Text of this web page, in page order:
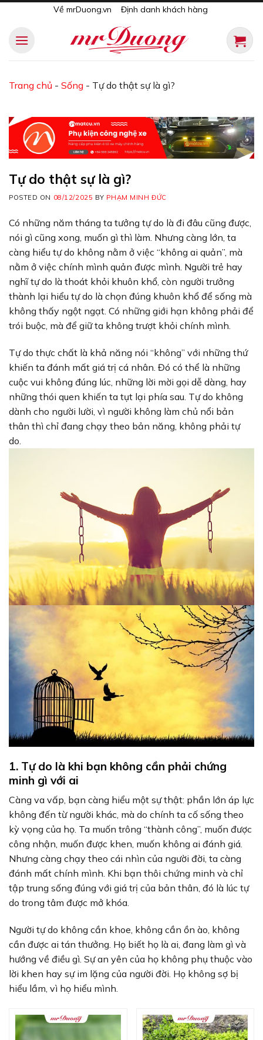
content
Về mrDuong.vn Định danh khách hàng
Trang chủ - Sống - Tự do thật sự là gì?
Tự do thật sự là gì?
POSTED ON 08/12/2025 BY PHẠM MINH ĐỨC
Có những năm tháng ta tưởng tự do là đi đâu cũng được,
nói gì cũng xong, muốn gì thì làm. Nhưng càng lớn, ta
càng hiểu tự do không nằm ở việc “không ai quản”, mà
nằm ở việc chính mình quản được mình. Người trẻ hay
nghĩ tự do là thoát khỏi khuôn khổ, còn người trưởng
thành lại hiểu tự do là chọn đúng khuôn khổ để sống mà
không thấy ngột ngạt. Có những giới hạn không phải để
trói buộc, mà để giữ ta không trượt khỏi chính mình.
Tự do thực chất là khả năng nói “không” với những thứ
khiến ta đánh mất giá trị cá nhân. Đó có thể là những
cuộc vui không đúng lúc, những lời mời gọi dễ dàng, hay
những thói quen khiến ta tụt lại phía sau. Tự do không
dành cho người lười, vì người không làm chủ nổi bản
thân thì chỉ đang chạy theo bản năng, không phải tự
do.
1. Tự do là khi bạn không cần phải chứng
minh gì với ai
Càng va vấp, bạn càng hiểu một sự thật: phần lớn áp lực
không đến từ người khác, mà do chính ta cố sống theo
kỳ vọng của họ. Ta muốn trông “thành công”, muốn được
công nhận, muốn được khen, muốn không ai đánh giá.
Nhưng càng chạy theo cái nhìn của người đời, ta càng
đánh mất chính mình. Khi bạn thôi chứng minh và chỉ
tập trung sống đúng với giá trị của bản thân, đó là lúc tự
do trong tâm được mở khóa.
Người tự do không cần khoe, không cần ồn ào, không
cần được ai tán thưởng. Họ biết họ là ai, đang làm gì và
hướng về điều gì. Sự an yên của họ không phụ thuộc vào
lời khen hay sự im lặng của người đời. Họ không sợ bị
hiểu lầm, vì họ hiểu mình.